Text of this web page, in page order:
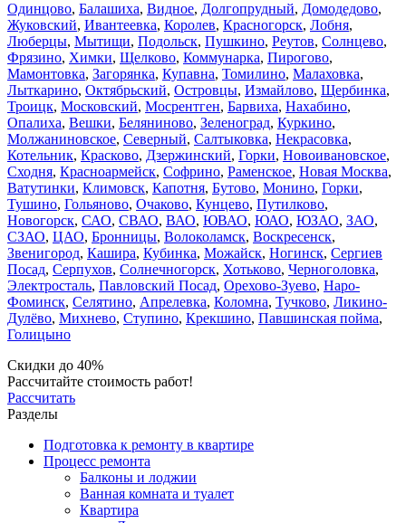
Одинцово, Балашиха, Видное, Долгопрудный, Домодедово,
Жуковский, Ивантеевка, Королев, Красногорск, Лобня,
Люберцы, Мытищи, Подольск, Пушкино, Реутов, Солнцево,
Фрязино, Химки, Щелково, Коммунарка, Пирогово,
Мамонтовка, Загорянка, Купавна, Томилино, Малаховка,
Лыткарино, Октябрьский, Островцы, Измайлово, Щербинка,
Троицк, Московский, Мосрентген, Барвиха, Нахабино,
Опалиха, Вешки, Беляниново, Зеленоград, Куркино,
Молжаниновское, Северный, Салтыковка, Некрасовка,
Котельник, Красково, Дзержинский, Горки, Новоивановское,
Сходня, Красноармейск, Софрино, Раменское, Новая Москва,
Ватутинки, Климовск, Капотня, Бутово, Монино, Горки,
Тушино, Гольяново, Очаково, Кунцево, Путилково,
Новогорск, САО, СВАО, ВАО, ЮВАО, ЮАО, ЮЗАО, ЗАО,
СЗАО, ЦАО, Бронницы, Волоколамск, Воскресенск,
Звенигород, Кашира, Кубинка, Можайск, Ногинск, Сергиев
Посад, Серпухов, Солнечногорск, Хотьково, Черноголовка,
Электросталь, Павловский Посад, Орехово-Зуево, Наро-
Фоминск, Селятино, Апрелевка, Коломна, Тучково, Ликино-
Дулёво, Михнево, Ступино, Крекшино, Павшинская пойма,
Голицыно
Скидки до 40%
Рассчитайте стоимость работ!
Рассчитать
Разделы
Подготовка к ремонту в квартире
Процесс ремонта
Балконы и лоджии
Ванная комната и туалет
Квартира